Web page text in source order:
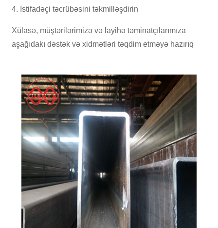
4. İstifadəçi təcrübəsini təkmilləşdirin
Xülasə, müştərilərimizə və layihə təminatçılarımıza
aşağıdakı dəstək və xidmətləri təqdim etməyə hazırıq